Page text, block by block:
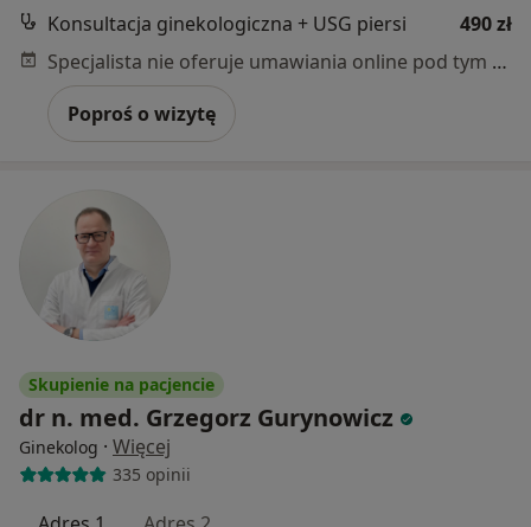
Konsultacja ginekologiczna + USG piersi
490 zł
Specjalista nie oferuje umawiania online pod tym adresem.
Poproś o wizytę
Skupienie na pacjencie
dr n. med. Grzegorz Gurynowicz
Ginekolog · Więcej
335 opinii